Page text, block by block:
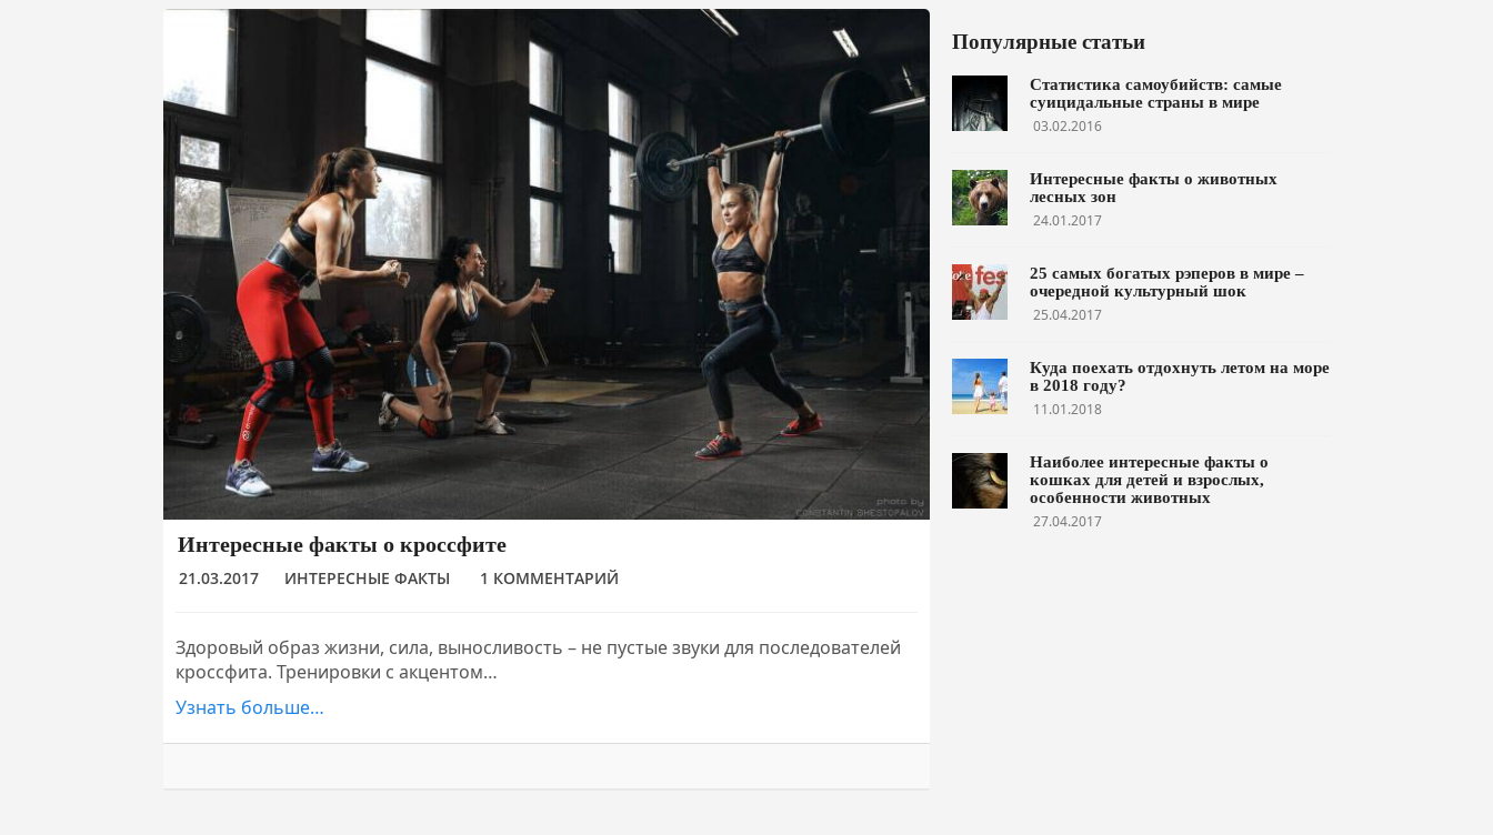
Интересные факты о кроссфите
21.03.2017 ИНТЕРЕСНЫЕ ФАКТЫ 1 КОММЕНТАРИЙ
Здоровый образ жизни, сила, выносливость – не пустые звуки для последователей
кроссфита. Тренировки с акцентом…
Узнать больше…
Популярные статьи
Статистика самоубийств: самые
суицидальные страны в мире
03.02.2016
Интересные факты о животных
лесных зон
24.01.2017
25 самых богатых рэперов в мире –
очередной культурный шок
25.04.2017
Куда поехать отдохнуть летом на море
в 2018 году?
11.01.2018
Наиболее интересные факты о
кошках для детей и взрослых,
особенности животных
27.04.2017